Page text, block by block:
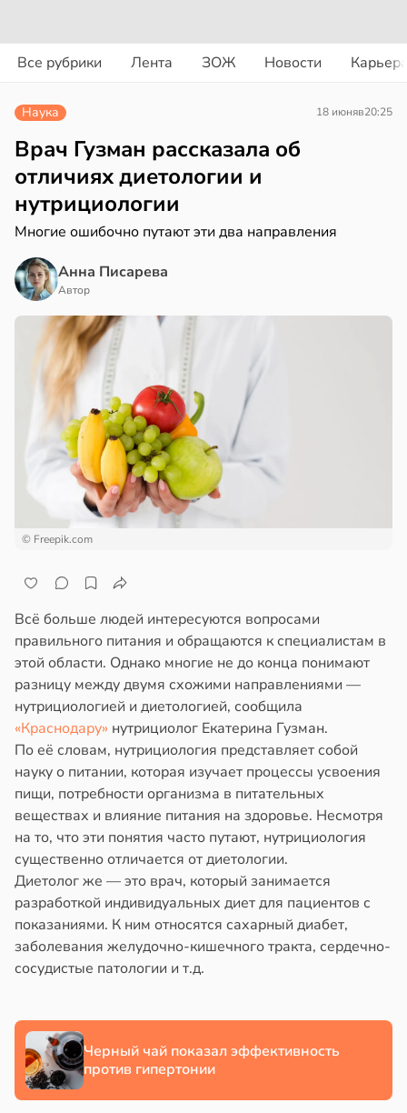
Все рубрики Лента ЗОЖ Новости
в19:58
19:55
Наука 18 июняв20:25
Врач Гузман рассказала об
отличиях диетологии и
нутрициологии
Многие ошибочно путают эти два направления
Анна Писарева
Автор
© Freepik.com
Всё больше людей интересуются вопросами
правильного питания и обращаются к специалистам в
этой области. Однако многие не до конца понимают
разницу между двумя схожими направлениями —
нутрициологией и диетологией, сообщила
«Краснодару» нутрициолог Екатерина Гузман.
По её словам, нутрициология представляет собой
науку о питании, которая изучает процессы усвоения
пищи, потребности организма в питательных
веществах и влияние питания на здоровье. Несмотря
на то, что эти понятия часто путают, нутрициология
существенно отличается от диетологии.
Диетолог же — это врач, который занимается
разработкой индивидуальных диет для пациентов с
показаниями. К ним относятся сахарный диабет,
заболевания желудочно-кишечного тракта, сердечно-
сосудистые патологии и т.д.
Черный чай показал эффективность
против гипертонии
в19:49
13:55
в 21:42
20:58